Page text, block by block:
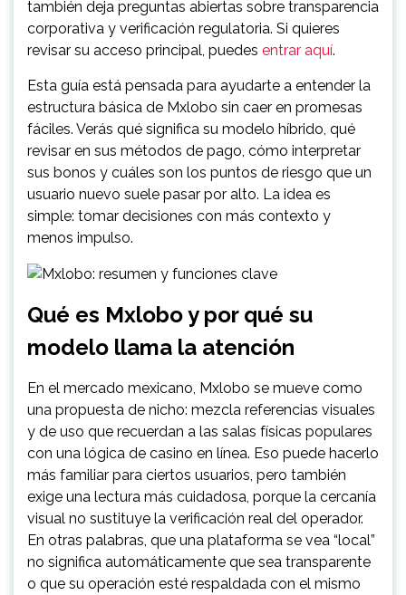
también deja preguntas abiertas sobre transparencia
corporativa y verificación regulatoria. Si quieres
revisar su acceso principal, puedes entrar aquí.
Esta guía está pensada para ayudarte a entender la
estructura básica de Mxlobo sin caer en promesas
fáciles. Verás qué significa su modelo híbrido, qué
revisar en sus métodos de pago, cómo interpretar
sus bonos y cuáles son los puntos de riesgo que un
usuario nuevo suele pasar por alto. La idea es
simple: tomar decisiones con más contexto y
menos impulso.
Qué es Mxlobo y por qué su
modelo llama la atención
En el mercado mexicano, Mxlobo se mueve como
una propuesta de nicho: mezcla referencias visuales
y de uso que recuerdan a las salas físicas populares
con una lógica de casino en línea. Eso puede hacerlo
más familiar para ciertos usuarios, pero también
exige una lectura más cuidadosa, porque la cercanía
visual no sustituye la verificación real del operador.
En otras palabras, que una plataforma se vea “local”
no significa automáticamente que sea transparente
o que su operación esté respaldada con el mismo